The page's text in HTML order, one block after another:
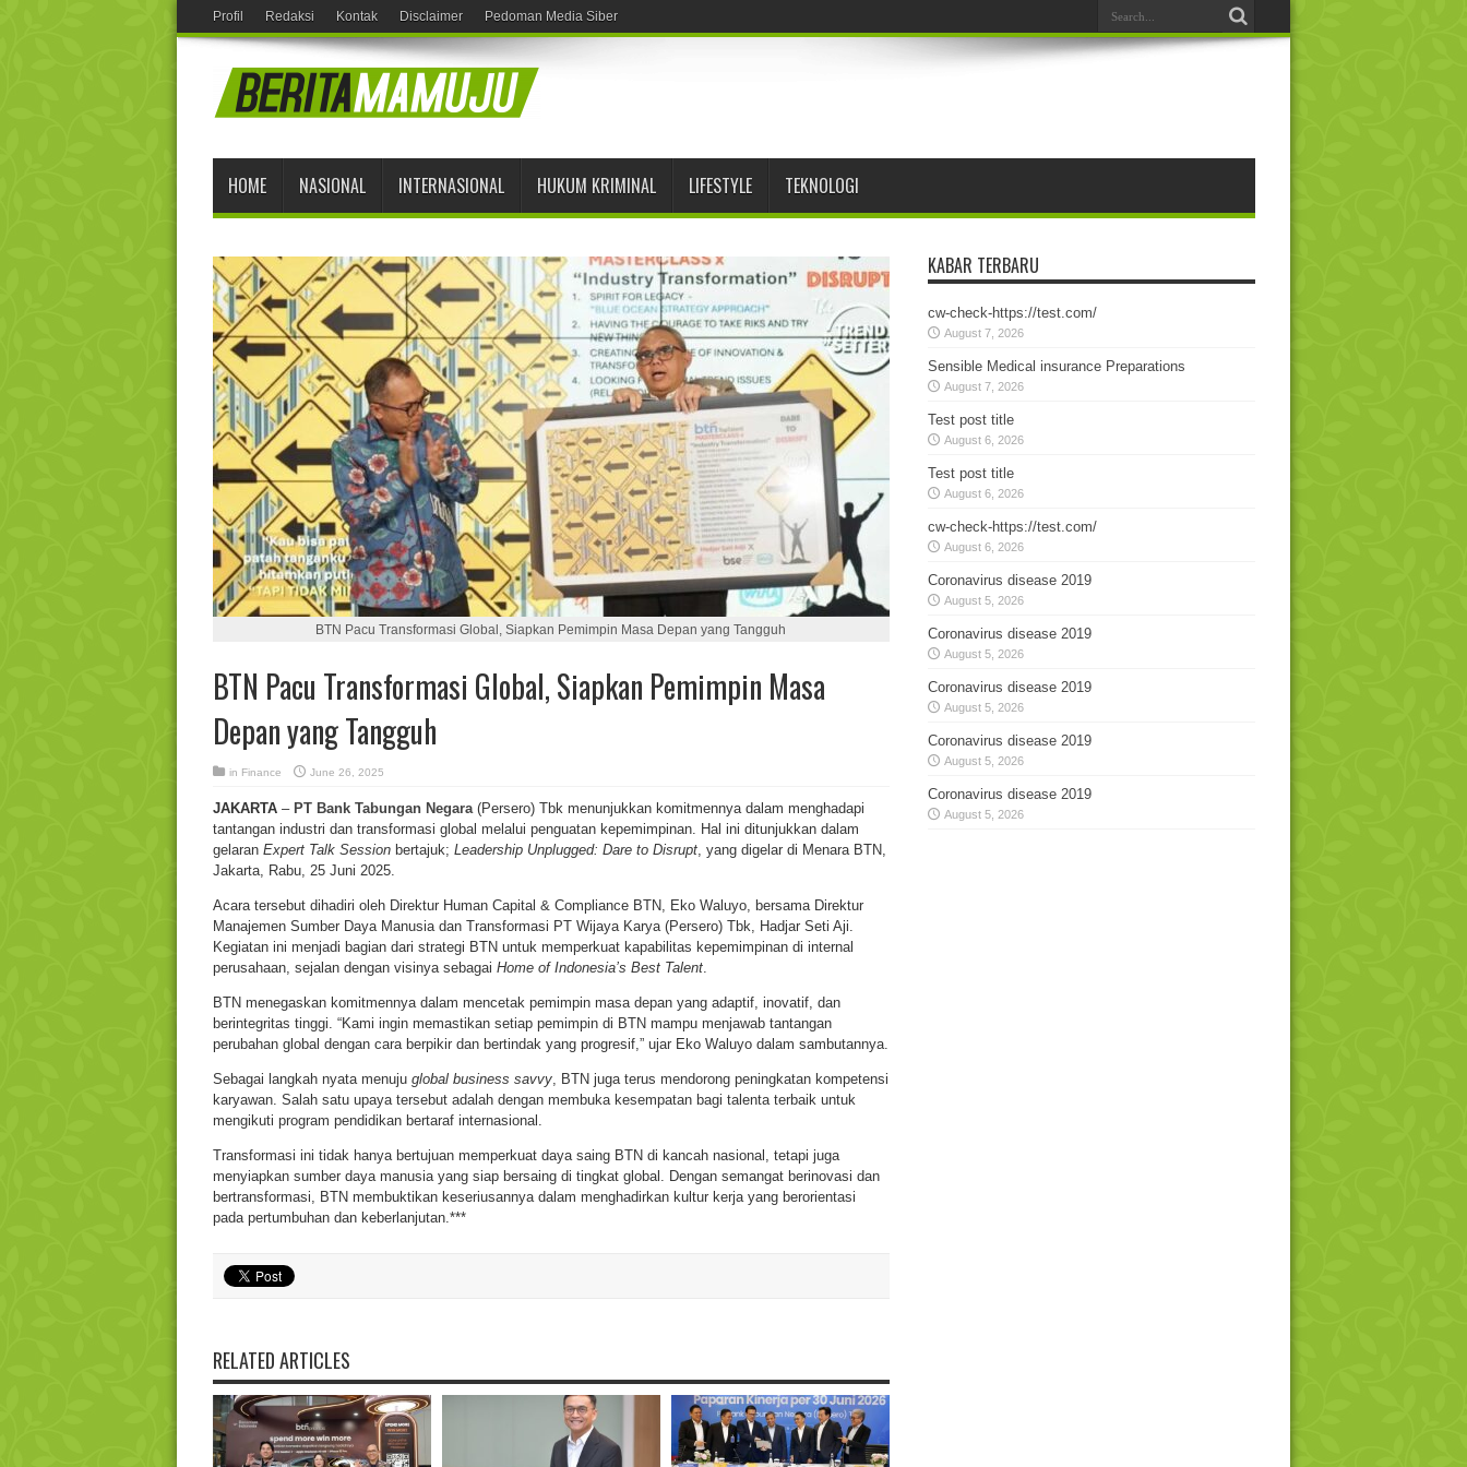
Profil Redaksi Kontak Disclaimer Pedoman Media Siber
HOME NASIONAL INTERNASIONAL HUKUM KRIMINAL LIFESTYLE TEKNOLOGI
BTN Pacu Transformasi Global, Siapkan Pemimpin Masa Depan yang Tangguh
BTN Pacu Transformasi Global, Siapkan Pemimpin Masa
Depan yang Tangguh
in Finance June 26, 2025
JAKARTA – PT Bank Tabungan Negara (Persero) Tbk menunjukkan komitmennya dalam menghadapi
tantangan industri dan transformasi global melalui penguatan kepemimpinan. Hal ini ditunjukkan dalam
gelaran Expert Talk Sessionbertajuk; Leadership Unplugged: Dare to Disrupt, yang digelar di Menara BTN,
Jakarta, Rabu, 25 Juni 2025.
Acara tersebut dihadiri oleh Direktur Human Capital & Compliance BTN, Eko Waluyo, bersama Direktur
Manajemen Sumber Daya Manusia dan Transformasi PT Wijaya Karya (Persero) Tbk, Hadjar Seti Aji.
Kegiatan ini menjadi bagian dari strategi BTN untuk memperkuat kapabilitas kepemimpinan di internal
perusahaan, sejalan dengan visinya sebagai Home of Indonesia’s Best Talent.
BTN menegaskan komitmennya dalam mencetak pemimpin masa depan yang adaptif, inovatif, dan
berintegritas tinggi. “Kami ingin memastikan setiap pemimpin di BTN mampu menjawab tantangan
perubahan global dengan cara berpikir dan bertindak yang progresif,” ujar Eko Waluyo dalam sambutannya.
Sebagai langkah nyata menuju global business savvy, BTN juga terus mendorong peningkatan kompetensi
karyawan. Salah satu upaya tersebut adalah dengan membuka kesempatan bagi talenta terbaik untuk
mengikuti program pendidikan bertaraf internasional.
Transformasi ini tidak hanya bertujuan memperkuat daya saing BTN di kancah nasional, tetapi juga
menyiapkan sumber daya manusia yang siap bersaing di tingkat global. Dengan semangat berinovasi dan
bertransformasi, BTN membuktikan keseriusannya dalam menghadirkan kultur kerja yang berorientasi
pada pertumbuhan dan keberlanjutan.***
RELATED ARTICLES
KABAR TERBARU
cw-check-https://test.com/
August 7, 2026
Sensible Medical insurance Preparations
August 7, 2026
Test post title
August 6, 2026
Test post title
August 6, 2026
cw-check-https://test.com/
August 6, 2026
Coronavirus disease 2019
August 5, 2026
Coronavirus disease 2019
August 5, 2026
Coronavirus disease 2019
August 5, 2026
Coronavirus disease 2019
August 5, 2026
Coronavirus disease 2019
August 5, 2026